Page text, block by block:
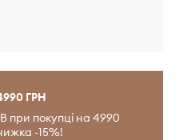
ГРН
при покупці на 4990
-15%!